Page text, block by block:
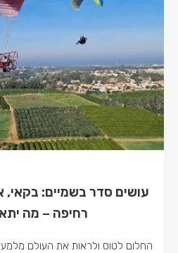
עושים סדר בשמיים:
רחיפה – מה
החלום לטוס ולראות את העולם